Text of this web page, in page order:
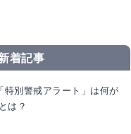
着記事
特別警戒アラート」は何が
は？